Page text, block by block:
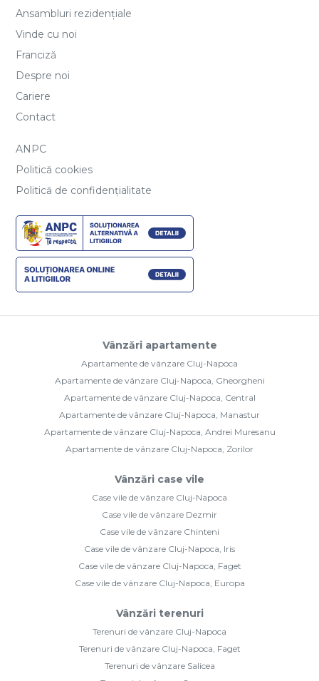
Ansambluri rezidențiale
Vinde cu noi
Franciză
Despre noi
Cariere
Contact
ANPC
Politică cookies
Politică de confidențialitate
Vânzări apartamente
Apartamente de vânzare Cluj-Napoca
Apartamente de vânzare Cluj-Napoca, Gheorgheni
Apartamente de vânzare Cluj-Napoca, Central
Apartamente de vânzare Cluj-Napoca, Manastur
Apartamente de vânzare Cluj-Napoca, Andrei Muresanu
Apartamente de vânzare Cluj-Napoca, Zorilor
Vânzări case vile
Case vile de vânzare Cluj-Napoca
Case vile de vânzare Dezmir
Case vile de vânzare Chinteni
Case vile de vânzare Cluj-Napoca, Iris
Case vile de vânzare Cluj-Napoca, Faget
Case vile de vânzare Cluj-Napoca, Europa
Vânzări terenuri
Terenuri de vânzare Cluj-Napoca
Terenuri de vânzare Cluj-Napoca, Faget
Terenuri de vânzare Salicea